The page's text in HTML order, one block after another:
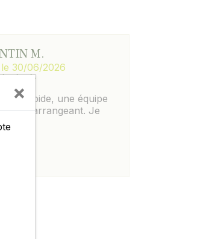
M.
30/06/2026
rapide, une équipe
très arrangeant. Je
×